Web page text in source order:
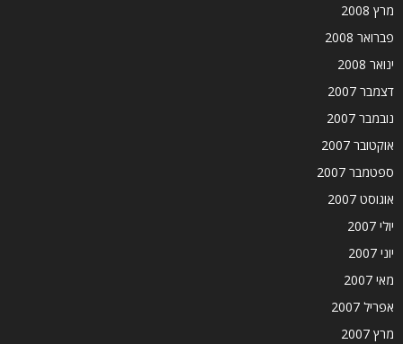
מרץ 2008
פברואר 2008
ינואר 2008
דצמבר 2007
נובמבר 2007
אוקטובר 2007
ספטמבר 2007
אוגוסט 2007
יולי 2007
יוני 2007
מאי 2007
אפריל 2007
מרץ 2007